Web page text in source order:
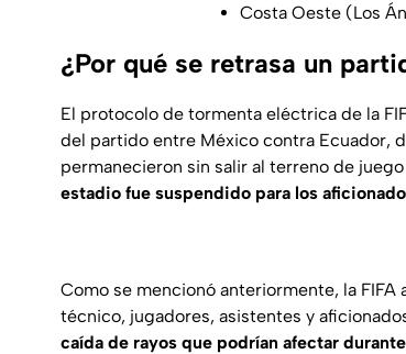
Costa Oeste (Los
¿Por qué se retrasa un
El protocolo de tormenta eléctrica de la
del partido entre México contra Ecuador,
permanecieron sin salir al terreno de
estadio fue suspendido para los
Como se mencionó anteriormente, la
técnico, jugadores, asistentes y
caída de rayos que podrían afectar